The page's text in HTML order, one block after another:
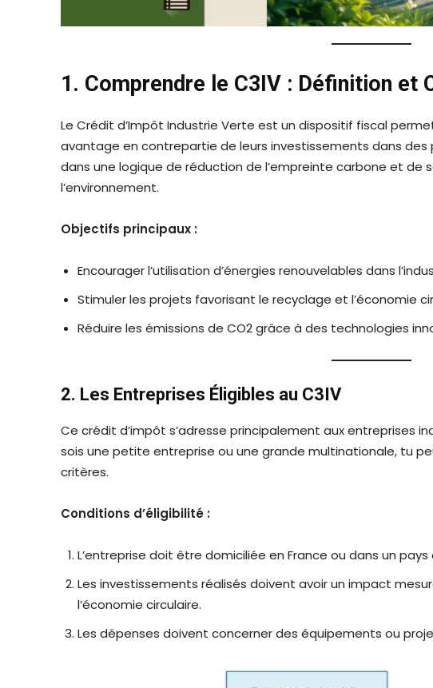
1. Comprendre le C3IV : Définition et
Le Crédit d’Impôt Industrie Verte est un dispositif fiscal
avantage en contrepartie de leurs investissements dans des
dans une logique de réduction de l’empreinte carbone et de
l’environnement.
Objectifs principaux :
Encourager l’utilisation d’énergies renouvelables dans
Stimuler les projets favorisant le recyclage et l’économie
Réduire les émissions de CO2 grâce à des technologies
2. Les Entreprises Éligibles au C3IV
Ce crédit d’impôt s’adresse principalement aux entreprises
sois une petite entreprise ou une grande multinationale, tu
critères.
Conditions d’éligibilité :
L’entreprise doit être domiciliée en France ou dans un pays
Les investissements réalisés doivent avoir un impact
l’économie circulaire.
Les dépenses doivent concerner des équipements ou